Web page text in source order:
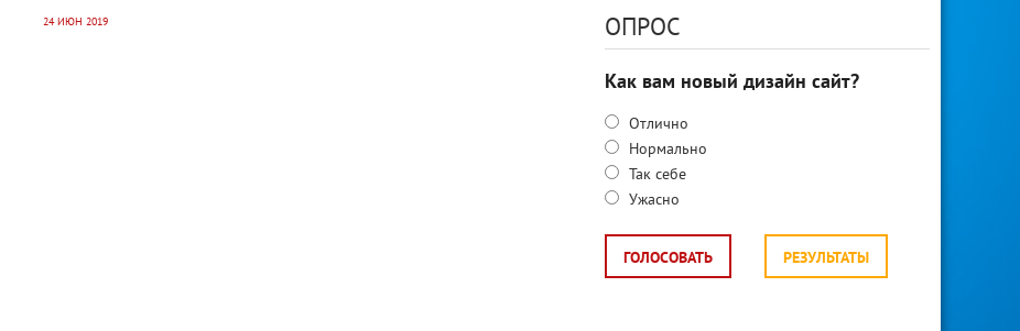
24 ИЮН 2019 ОПРОС
Как вам новый дизайн сайт?
Отлично
Нормально
Так себе
Ужасно
ГОЛОСОВАТЬ РЕЗУЛЬТАТЫ